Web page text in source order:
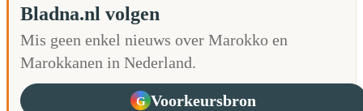
Bladna.nl volgen
Mis geen enkel nieuws over Marokko en
Marokkanen in Nederland.
G Voorkeursbron